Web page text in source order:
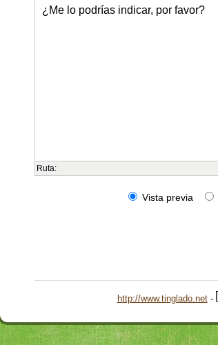
Ruta:
Vista previa
http://www.tinglado.net-